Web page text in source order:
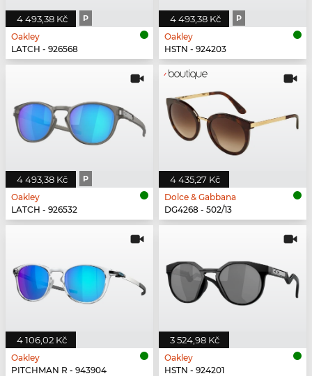
4 493,38 Kč P
Oakley
LATCH - 926568
4 493,38 Kč P
Oakley
HSTN - 924203
4 493,38 Kč P
Oakley
LATCH - 926532
4 435,27 Kč
Dolce & Gabbana
DG4268 - 502/13
4 106,02 Kč
Oakley
PITCHMAN R - 943904
3 524,98 Kč
Oakley
HSTN - 924201